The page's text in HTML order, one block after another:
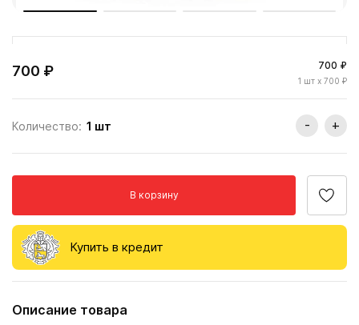
700 ₽ 700 ₽
1 шт x 700 ₽
Количество: 1 шт - +
В корзину
Купить в кредит
Описание товара